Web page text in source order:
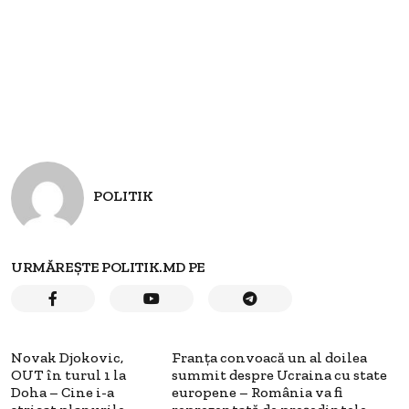
POLITIK
URMĂREȘTE POLITIK.MD PE
Novak Djokovic,
OUT în turul 1 la
Doha – Cine i-a
Franța convoacă un al doilea
summit despre Ucraina cu state
europene – România va fi